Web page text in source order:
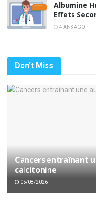
Albumine
Effets
4 ANS AGO
Don't Miss
Cancers entraînant
calcitonine
06/08/2026